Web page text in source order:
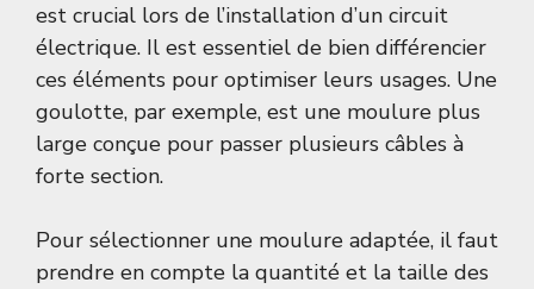
est crucial lors de l’installation d’un circuit
électrique. Il est essentiel de bien différencier
ces éléments pour optimiser leurs usages. Une
goulotte, par exemple, est une moulure plus
large conçue pour passer plusieurs câbles à
forte section.
Pour sélectionner une moulure adaptée, il faut
prendre en compte la quantité et la taille des